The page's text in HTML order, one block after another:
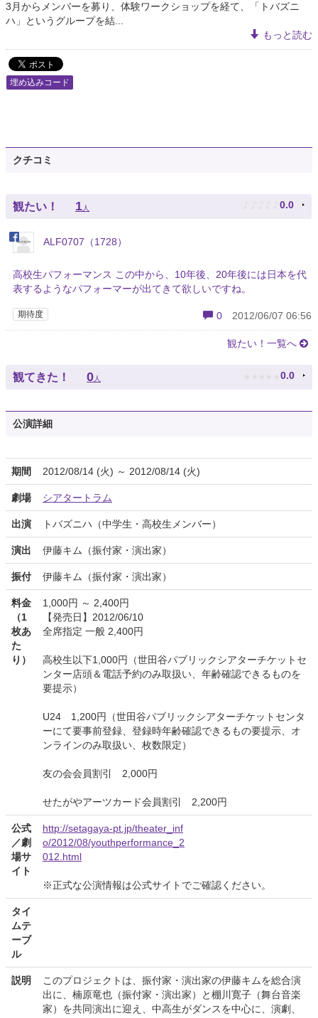
3月からメンバーを募り、体験ワークショップを経て、「トバズニ
ハ」というグループを結...
もっと読む
埋め込みコード
クチコミ
観たい！ 1人 ♪ ♪ ♪ ♪ ♪ 0.0
ALF0707（1728）
高校生パフォーマンス この中から、10年後、20年後には日本を代
表するようなパフォーマーが出てきて欲しいですね。
期待度 0 2012/06/07 06:56
観たい！一覧へ
観てきた！ 0 人 ★ ★ ★ ★ ★ 0.0
公演詳細
期間 2012/08/14 (火) ～ 2012/08/14 (火)
劇場 シアタートラム
出演 トバズニハ（中学生・高校生メンバー）
演出 伊藤キム（振付家・演出家）
振付 伊藤キム（振付家・演出家）
料金
（1
枚あ
た
り）
1,000円 ～ 2,400円
【発売日】2012/06/10
全席指定 一般 2,400円
高校生以下1,000円（世田谷パブリックシアターチケットセ
ンター店頭＆電話予約のみ取扱い、年齢確認できるものを
要提示）
U24 1,200円（世田谷パブリックシアターチケットセンタ
ーにて要事前登録、登録時年齢確認できるもの要提示、オ
ンラインのみ取扱い、枚数限定）
友の会会員割引 2,000円
せたがやアーツカード会員割引 2,200円
公式
／劇
場サ
イト
http://setagaya-pt.jp/theater_inf
o/2012/08/youthperformance_2
012.html
※正式な公演情報は公式サイトでご確認ください。
タイ
ムテ
ーブ
ル
説明
このプロジェクトは、振付家・演出家の伊藤キムを総合演
出に、楠原竜也（振付家・演出家）と棚川寛子（舞台音楽
家）を共同演出に迎え、中高生がダンスを中心に、演劇、